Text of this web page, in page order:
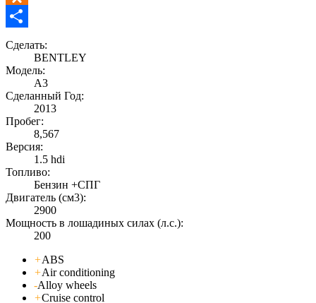
Odnoklassniki
Отправить
Сделать:
BENTLEY
Модель:
A3
Сделанный Год:
2013
Пробег:
8,567
Версия:
1.5 hdi
Топливо:
Бензин +СПГ
Двигатель (см3):
2900
Мощность в лошадиных силах (л.с.):
200
+ABS
+Air conditioning
-Alloy wheels
+Cruise control